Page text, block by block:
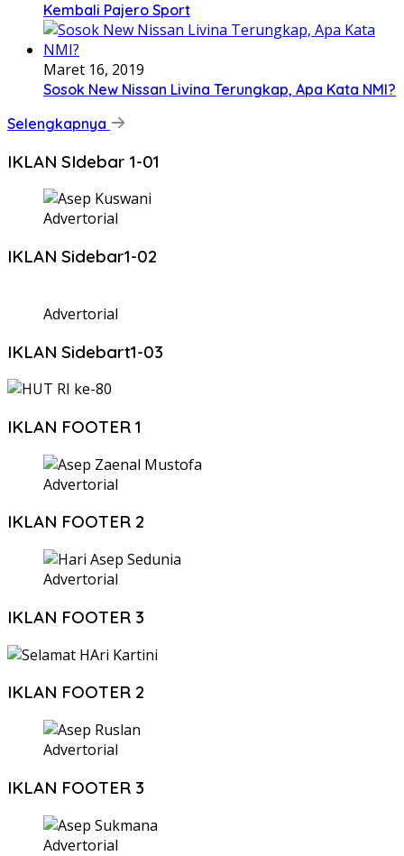
Kembali Pajero Sport
Maret 16, 2019
Sosok New Nissan Livina Terungkap, Apa Kata NMI?
Selengkapnya
IKLAN SIdebar 1-01
Advertorial
IKLAN Sidebar1-02
Advertorial
IKLAN Sidebart1-03
IKLAN FOOTER 1
Advertorial
IKLAN FOOTER 2
Advertorial
IKLAN FOOTER 3
IKLAN FOOTER 2
Advertorial
IKLAN FOOTER 3
Advertorial